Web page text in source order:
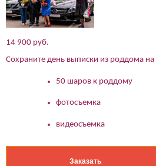
14 900 руб.
Сохраните день выписки из роддома
50 шаров к роддому
фотосъемка
видеосъемка
Заказать